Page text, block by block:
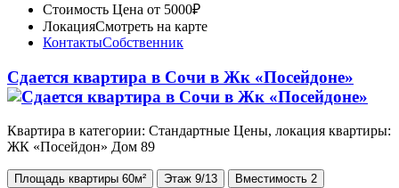
Стоимость Цена от 5000₽
ЛокацияСмотреть на карте
КонтактыСобственник
Сдается квартира в Сочи в Жк «Посейдоне»
Квартира в категории: Стандартные Цены, локация квартиры:
ЖК «Посейдон» Дом 89
Площадь квартиры 60м² Этаж 9/13 Вместимость 2